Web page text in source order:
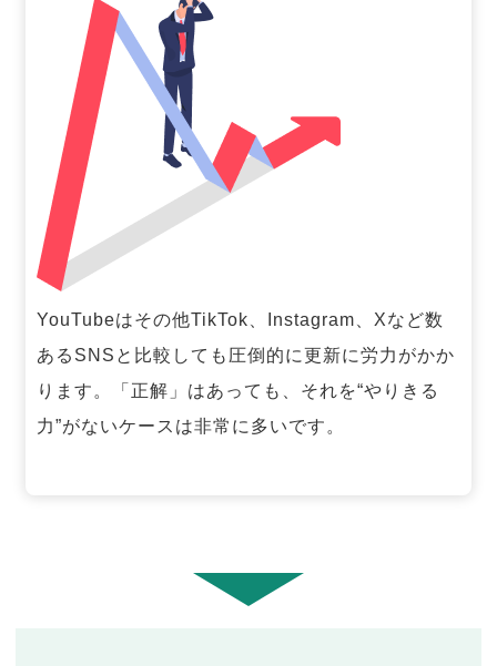
YouTubeはその他TikTok、Instagram、Xなど数
あるSNSと比較しても圧倒的に更新に労力がかか
ります。「正解」はあっても、それを“やりきる
力”がないケースは非常に多いです。